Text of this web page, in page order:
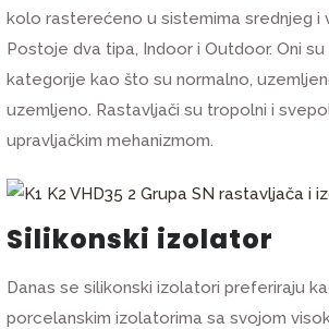
kolo rasterećeno u sistemima srednjeg i
Postoje dva tipa, Indoor i Outdoor. Oni
kategorije kao što su normalno,
uzemljeno. Rastavljači su tropolni i
upravljačkim mehanizmom.
Silikonski izolator
Danas se silikonski izolatori preferiraju
porcelanskim izolatorima sa svojom